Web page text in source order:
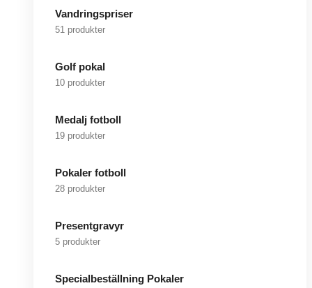
Vandringspriser
51 produkter
Golf pokal
10 produkter
Medalj fotboll
19 produkter
Pokaler fotboll
28 produkter
Presentgravyr
5 produkter
Specialbeställning Pokaler